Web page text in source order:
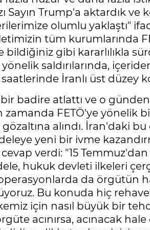
Sayın Trump'a aktardık
olumlu yaklaştı"
tüm kurumlarında
bildiğiniz gibi kararlılıkla
saldırılarında,
saatlerinde İranlı üst
badire atlattı ve o
zamanda FETÖ'ye yönelik
alındı. İran'daki
yeni bir ivme
verdi: "15
hukuk devleti ilkeleri
da örgütün
Bu konuda hiç
için nasıl büyük bir
acınırsa, acınacak